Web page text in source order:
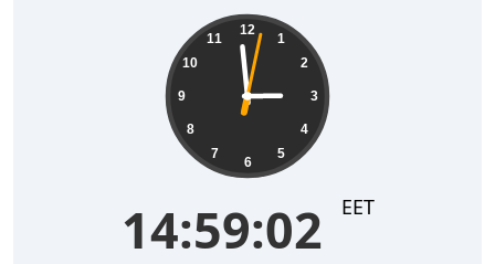
12
1
2
3
4
5
6
7
8
9
10
11
14:59:04 EET